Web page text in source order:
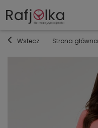
Wstecz Strona główna